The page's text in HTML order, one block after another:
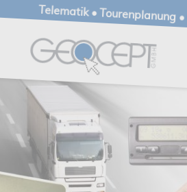
Telematik • Tourenplanung